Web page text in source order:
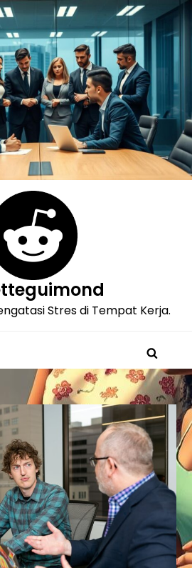
Stres di Tempat Kerja.